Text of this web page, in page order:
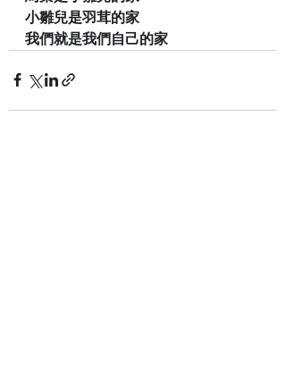
小雛兒是羽茸的家
我們就是我們自己的家